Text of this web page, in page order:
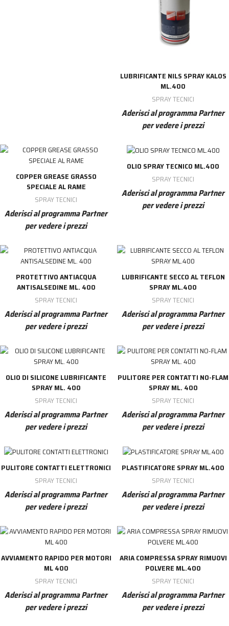
LUBRIFICANTE NILS SPRAY KALOS
ML.400
SPRAY TECNICI
Aderisci al programma Partner
per vedere i prezzi
COPPER GREASE GRASSO
SPECIALE AL RAME
SPRAY TECNICI
Aderisci al programma Partner
per vedere i prezzi
OLIO SPRAY TECNICO ML.400
SPRAY TECNICI
Aderisci al programma Partner
per vedere i prezzi
PROTETTIVO ANTIACQUA
ANTISALSEDINE ML. 400
SPRAY TECNICI
Aderisci al programma Partner
per vedere i prezzi
LUBRIFICANTE SECCO AL TEFLON
SPRAY ML.400
SPRAY TECNICI
Aderisci al programma Partner
per vedere i prezzi
OLIO DI SILICONE LUBRIFICANTE
SPRAY ML. 400
SPRAY TECNICI
Aderisci al programma Partner
per vedere i prezzi
PULITORE PER CONTATTI NO-FLAM
SPRAY ML. 400
SPRAY TECNICI
Aderisci al programma Partner
per vedere i prezzi
PULITORE CONTATTI ELETTRONICI
SPRAY TECNICI
Aderisci al programma Partner
per vedere i prezzi
PLASTIFICATORE SPRAY ML.400
SPRAY TECNICI
Aderisci al programma Partner
per vedere i prezzi
AVVIAMENTO RAPIDO PER MOTORI
ML 400
SPRAY TECNICI
Aderisci al programma Partner
per vedere i prezzi
ARIA COMPRESSA SPRAY RIMUOVI
POLVERE ML.400
SPRAY TECNICI
Aderisci al programma Partner
per vedere i prezzi